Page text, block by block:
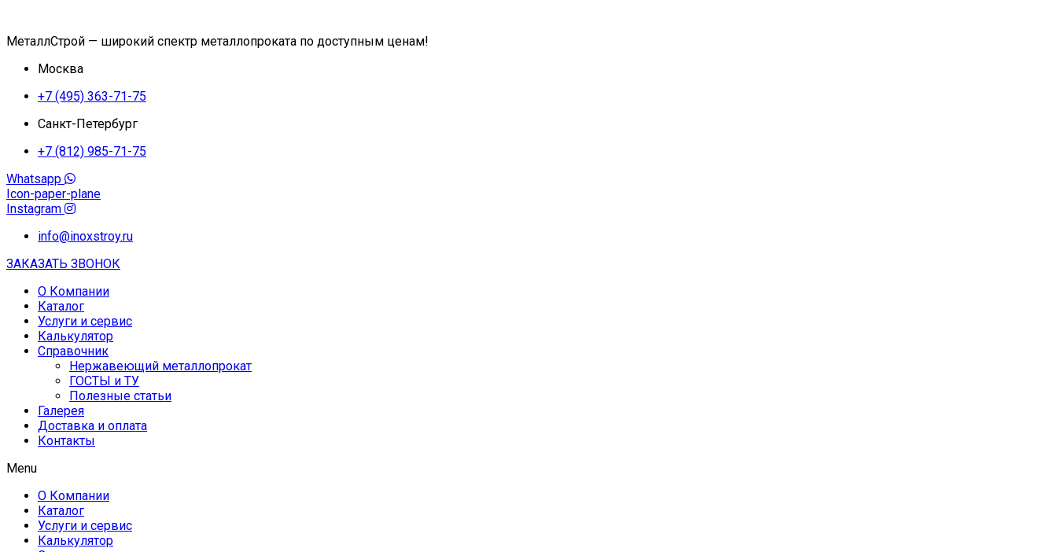
МеталлСтрой — широкий спектр металлопроката по доступным ценам!
Москва
+7 (495) 363-71-75
Санкт-Петербург
+7 (812) 985-71-75
Whatsapp
Icon-paper-plane
Instagram
info@inoxstroy.ru
ЗАКАЗАТЬ ЗВОНОК
О Компании
Каталог
Услуги и сервис
Калькулятор
Справочник
Нержавеющий металлопрокат
ГОСТЫ и ТУ
Полезные статьи
Галерея
Доставка и оплата
Контакты
Menu
О Компании
Каталог
Услуги и сервис
Калькулятор